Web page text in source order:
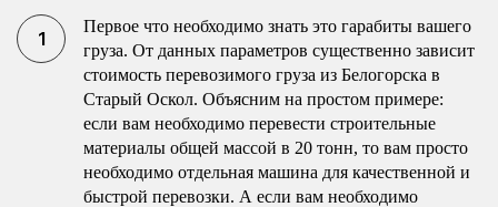
Первое что необходимо знать это гарабиты вашего
груза. От данных параметров существенно зависит
стоимость перевозимого груза из Белогорска в
Старый Оскол. Объясним на простом примере:
если вам необходимо перевести строительные
материалы общей массой в 20 тонн, то вам просто
необходимо отдельная машина для качественной и
быстрой перевозки. А если вам необходимо